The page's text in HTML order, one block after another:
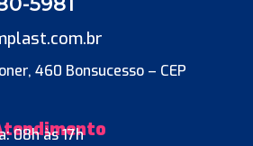
460 Bonsucesso – CEP
08h às 17h